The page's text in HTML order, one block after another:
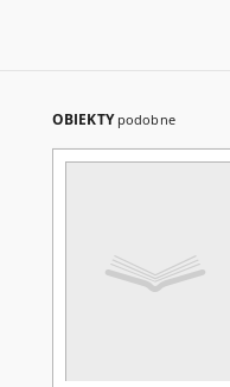
OBIEKTY podobne